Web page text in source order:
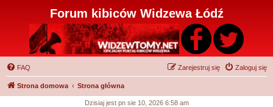
Forum kibiców Widzewa Łódź
FAQ Zaloguj się
Zarejestruj się
Strona domowa Strona główna
Dzisiaj jest pn sie 10, 2026 6:58 am